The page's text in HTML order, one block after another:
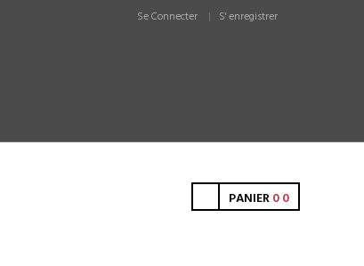
Se Connecter S' enregistrer
PANIER00